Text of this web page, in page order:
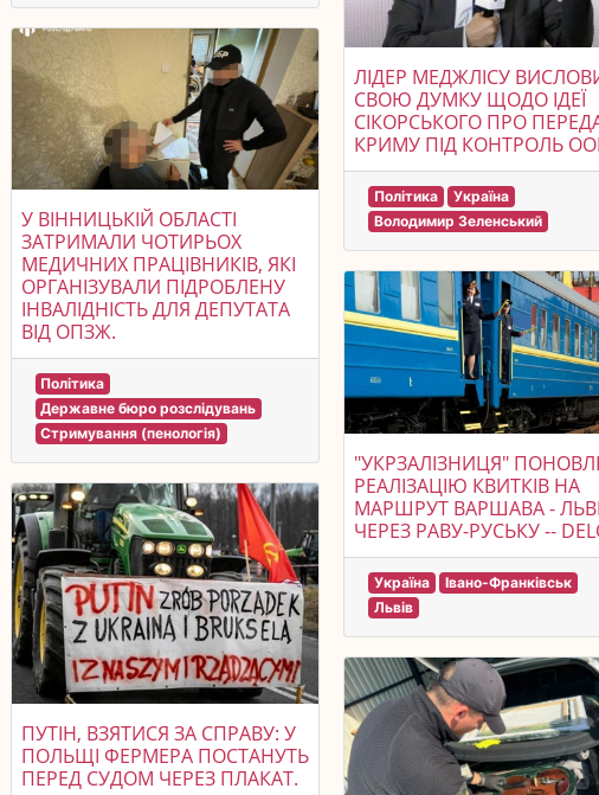
У ВІННИЦЬКІЙ ОБЛАСТІ
ЗАТРИМАЛИ ЧОТИРЬОХ
МЕДИЧНИХ ПРАЦІВНИКІВ, ЯКІ
ОРГАНІЗУВАЛИ ПІДРОБЛЕНУ
ІНВАЛІДНІСТЬ ДЛЯ ДЕПУТАТА
ВІД ОПЗЖ.
Політика
Державне бюро розслідувань
Стримування (пенологія)
ПУТІН, ВЗЯТИСЯ ЗА СПРАВУ: У
ПОЛЬЩІ ФЕРМЕРА ПОСТАНУТЬ
ПЕРЕД СУДОМ ЧЕРЕЗ ПЛАКАТ.
ЛІДЕР МЕДЖЛІСУ
СВОЮ ДУМКУ ЩОДО ІДЕЇ
СІКОРСЬКОГО ПРО
КРИМУ ПІД КОНТРОЛЬ
Політика
Україна
Володимир Зеленський
"УКРЗАЛІЗНИЦЯ"
РЕАЛІЗАЦІЮ КВИТКІВ НА
МАРШРУТ ВАРШАВА -
ЧЕРЕЗ РАВУ-РУСЬКУ --
Україна
Івано-Франківськ
Львів